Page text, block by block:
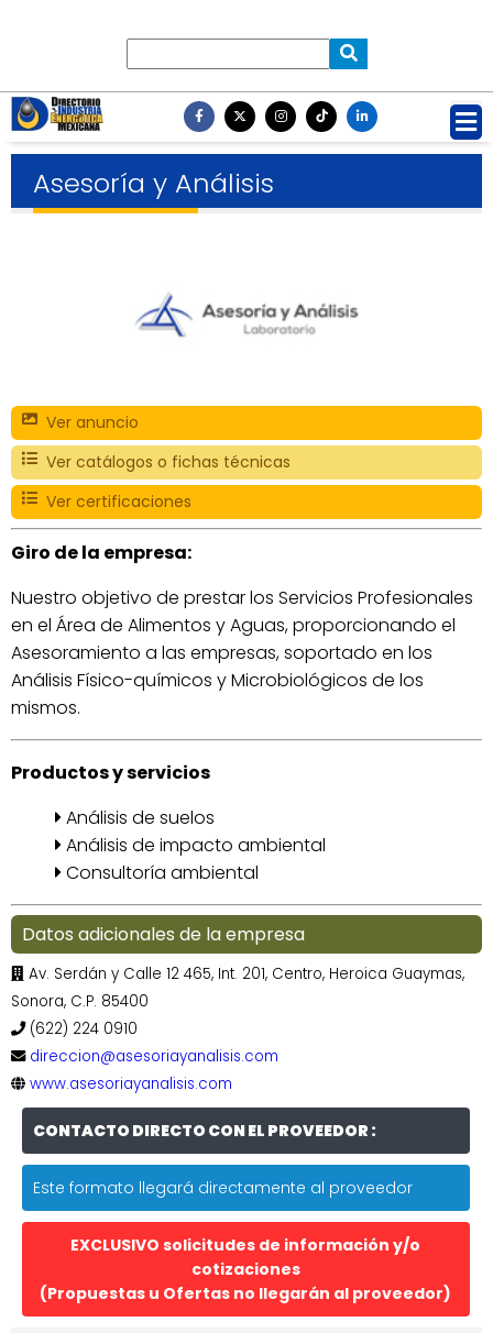
Asesoría y Análisis
Ver anuncio
Ver catálogos o fichas técnicas
Ver certificaciones
Giro de la empresa:
Nuestro objetivo de prestar los Servicios Profesionales
en el Área de Alimentos y Aguas, proporcionando el
Asesoramiento a las empresas, soportado en los
Análisis Físico-químicos y Microbiológicos de los
mismos.
Productos y servicios
Análisis de suelos
Análisis de impacto ambiental
Consultoría ambiental
Datos adicionales de la empresa
Av. Serdán y Calle 12 465, Int. 201, Centro, Heroica Guaymas,
Sonora, C.P. 85400
(622) 224 0910
direccion@asesoriayanalisis.com
www.asesoriayanalisis.com
CONTACTO DIRECTO CON EL PROVEEDOR :
Este formato llegará directamente al proveedor
EXCLUSIVO solicitudes de información y/o
cotizaciones
(Propuestas u Ofertas no llegarán al proveedor)